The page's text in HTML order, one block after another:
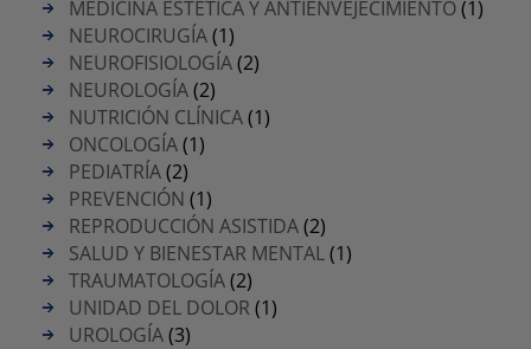
MEDICINA ESTÉTICA Y ANTIENVEJECIMIENTO(1)
NEUROCIRUGÍA(1)
NEUROFISIOLOGÍA(2)
NEUROLOGÍA(2)
NUTRICIÓN CLÍNICA(1)
ONCOLOGÍA(1)
PEDIATRÍA(2)
PREVENCIÓN (1)
REPRODUCCIÓN ASISTIDA(2)
SALUD Y BIENESTAR MENTAL(1)
TRAUMATOLOGÍA(2)
UNIDAD DEL DOLOR(1)
UROLOGÍA(3)